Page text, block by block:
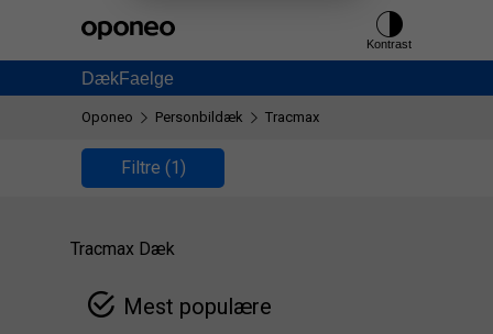
DækFaelge
Kontrast
Oponeo Personbildæk Tracmax
Filtre (1)
Tracmax Dæk
Mest populære